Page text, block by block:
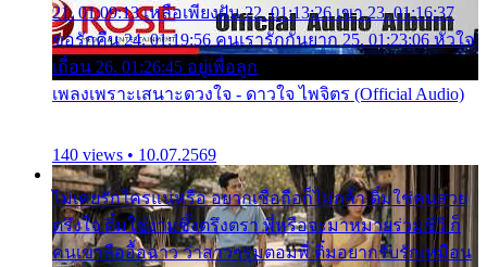
21. 01:09:13 เหลือเพียงฝัน 22. 01:13:26 เขา 23. 01:16:37
ขอรักคืน 24. 01:19:56 คนเรารักกันยาก 25. 01:23:06 หัวใจ
เถื่อน 26. 01:26:45 อยู่เพื่อลูก
เพลงเพราะเสนาะดวงใจ - ดาวใจ ไพจิตร (Official Audio)
140 views • 10.07.2569
ไม่เคยรักใครแน่หรือ อยากเชื่อถือก็ไม่กล้า ติ๋มใช่คนสวย
ตรึงใจ ติ๋มใช่งามซึ้งตรึงตรา พี่หรือจะมาหมายร่วมชีวี ก็
คนเขาลืออื้อฉาว ว่าสาวๆรุมตอมพี่ ติ๋มอยากรับรักเหมือน